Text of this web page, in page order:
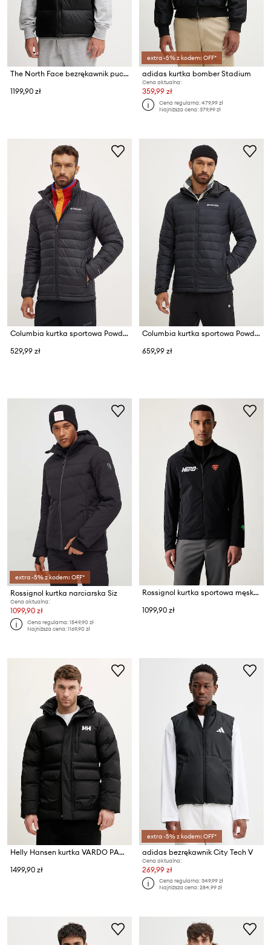
The North Face bezrękawnik puchowy 1996 Retro Nuptse
1199,90 zł
extra -5% z kodem: OFF*
adidas kurtka bomber Stadium
Cena aktualna:
359,99 zł
Cena regularna:479,99 zł
Najniższa cena:379,99 zł
Columbia kurtka sportowa Powder Lite II
529,99 zł
Columbia kurtka sportowa Powder Lite II
659,99 zł
extra -5% z kodem: OFF*
Rossignol kurtka narciarska Siz
Cena aktualna:
1099,90 zł
Cena regularna:1549,90 zł
Najniższa cena:1169,90 zł
Rossignol kurtka sportowa męska
1099,90 zł
Helly Hansen kurtka VARDO PARKA
1499,90 zł
extra -5% z kodem: OFF*
adidas bezrękawnik City Tech V
Cena aktualna:
269,99 zł
Cena regularna:349,99 zł
Najniższa cena:284,99 zł